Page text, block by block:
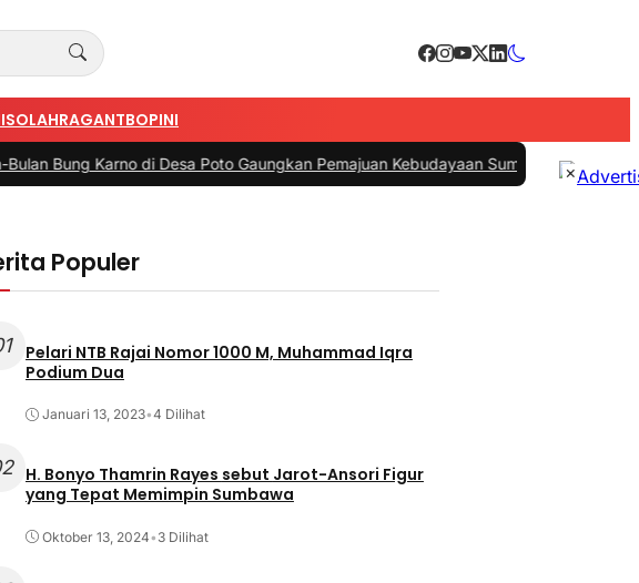
OLAHRAGANTBOPINI
di Desa Poto Gaungkan Pemajuan Kebudayaan Sumbawa|#3 -Esti Wijayati
Populer
Pelari NTB Rajai Nomor 1000 M, Muhammad Iqra
Podium Dua
Januari 13, 2023•4 Dilihat
H. Bonyo Thamrin Rayes sebut Jarot-Ansori Figur
yang Tepat Memimpin Sumbawa
Oktober 13, 2024• 3 Dilihat
×